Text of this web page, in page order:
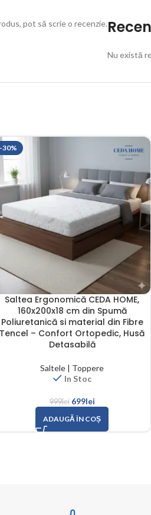
Nu există
pot să scrie o recenzie.
-30%
Saltea Ergonomică CEDA HOME,
160x200x18 cm din Spumă
Poliuretanică si material din Fibre
Tencel – Confort Ortopedic, Husă
Detasabilă
Saltele | Toppere
In Stoc
999lei 699lei
ADAUGĂ ÎN COȘ